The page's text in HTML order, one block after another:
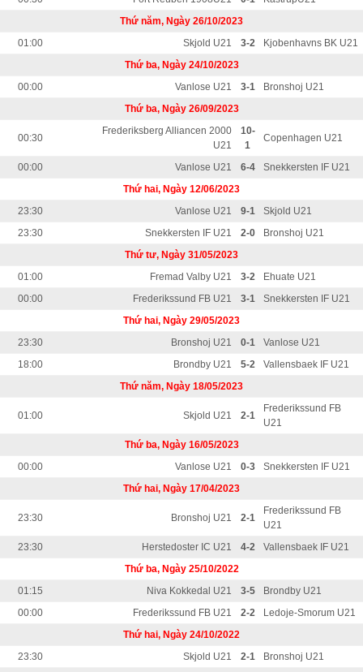
Thứ năm, Ngày 26/10/2023
01:00
Skjold U21 3-2
Kjobenhavns BK U21
Thứ ba, Ngày 24/10/2023
00:00
Vanlose U21 3-1
Bronshoj U21
Thứ ba, Ngày 26/09/2023
00:30
Frederiksberg Alliancen 2000
U21
10-
1
Copenhagen U21
00:00 Vanlose U21 6-4
Snekkersten IF U21
Thứ hai, Ngày 12/06/2023
23:30
Vanlose U21 9-1
Skjold U21
23:30
Snekkersten IF U21 2-0
Bronshoj U21
Thứ tư, Ngày 31/05/2023
01:00
Fremad Valby U21 3-2
Ehuate U21
00:00
Frederikssund FB U21 3-1
Snekkersten IF U21
Thứ hai, Ngày 29/05/2023
23:30
Bronshoj U21 0-1
Vanlose U21
18:00
Brondby U21 5-2
Vallensbaek IF U21
Thứ năm, Ngày 18/05/2023
01:00 Skjold U21 2-1
Frederikssund FB
U21
Thứ ba, Ngày 16/05/2023
00:00
Vanlose U21 0-3
Snekkersten IF U21
Thứ hai, Ngày 17/04/2023
23:30 Bronshoj U21 2-1
Frederikssund FB
U21
23:30
Herstedoster IC U21 4-2
Vallensbaek IF U21
Thứ ba, Ngày 25/10/2022
01:15
Niva Kokkedal U21 3-5
Brondby U21
00:00
Frederikssund FB U21 2-2
Ledoje-Smorum U21
Thứ hai, Ngày 24/10/2022
23:30
Skjold U21 2-1
Bronshoj U21